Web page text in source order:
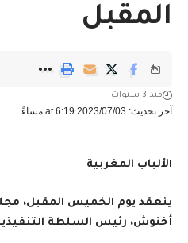
المقبل
آخر تحديث: 2023/07/03 at 6:19 مساءً
منذ 3 سنوات
الألباب المغربية
ينعقد يوم الخميس المقبل،
أخنوش، رئيس السلطة